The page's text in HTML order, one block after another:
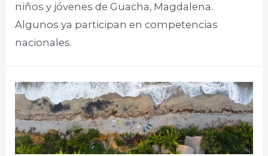
niños y jóvenes de Guacha, Magdalena.
Algunos ya participan en competencias
nacionales.